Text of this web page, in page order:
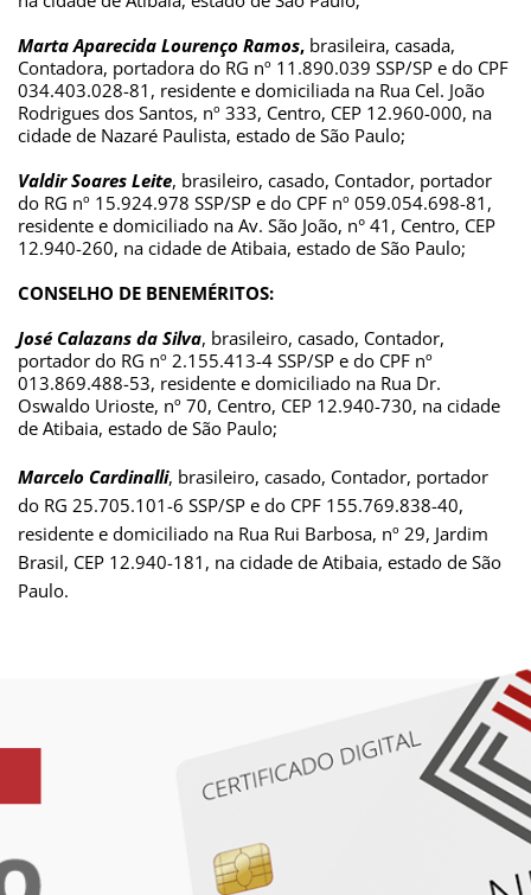
Marta Aparecida Lourenço Ramos, brasileira, casada,
Contadora, portadora do RG nº 11.890.039 SSP/SP e do CPF
034.403.028-81, residente e domiciliada na Rua Cel. João
Rodrigues dos Santos, nº 333, Centro, CEP 12.960-000, na
cidade de Nazaré Paulista, estado de São Paulo;
Valdir Soares Leite, brasileiro, casado, Contador, portador
do RG nº 15.924.978 SSP/SP e do CPF nº 059.054.698-81,
residente e domiciliado na Av. São João, n° 41, Centro, CEP
12.940-260, na cidade de Atibaia, estado de São Paulo;
CONSELHO DE BENEMÉRITOS:
José Calazans da Silva, brasileiro, casado, Contador,
portador do RG nº 2.155.413-4 SSP/SP e do CPF nº
013.869.488-53, residente e domiciliado na Rua Dr.
Oswaldo Urioste, nº 70, Centro, CEP 12.940-730, na cidade
de Atibaia, estado de São Paulo;
Marcelo Cardinalli, brasileiro, casado, Contador, portador
do RG 25.705.101-6 SSP/SP e do CPF 155.769.838-40,
residente e domiciliado na Rua Rui Barbosa, nº 29, Jardim
Brasil, CEP 12.940-181, na cidade de Atibaia, estado de São
Paulo.